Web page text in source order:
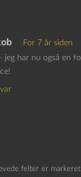
For 7 år siden
jeg har nu også en
felter er markeret